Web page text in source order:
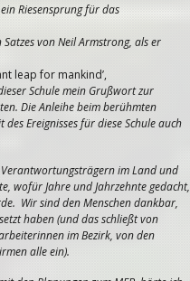
Riesensprung für das
von Neil Armstrong, als er
leap for mankind’,
Schule mein Grußwort zur
Die Anleihe beim berühmten
Ereignisses für diese Schule auch
im Land und
wofür Jahre und Jahrzehnte gedacht,
Wir sind den Menschen dankbar,
haben (und das schließt von
im Bezirk, von den
alle ein).